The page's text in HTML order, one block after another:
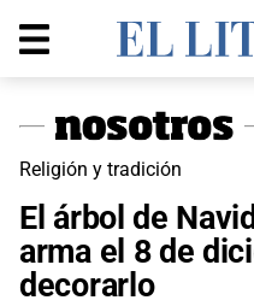
Religión y tradición
El árbol de
arma el 8 de
decorarlo